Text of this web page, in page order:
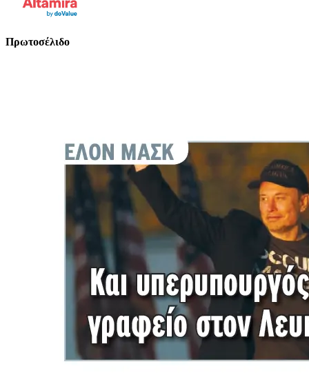
Πρωτοσέλιδο